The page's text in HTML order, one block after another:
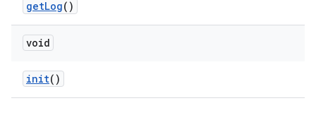
getLog()
void
init()